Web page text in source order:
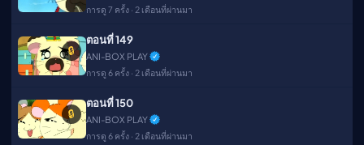
การดู 7 ครั้ง · 2 เดือนที่ผ่านมา
🔒
ตอนที่ 149
ANI-BOX PLAY
การดู 6 ครั้ง · 2 เดือนที่ผ่านมา
🔒
ตอนที่ 150
ANI-BOX PLAY
การดู 6 ครั้ง · 2 เดือนที่ผ่านมา